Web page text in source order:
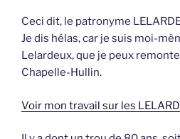
Ceci dit, le patronyme
Je dis hélas, car je suis moi-
Lelardeux, que je peux
Chapelle-Hullin.
Voir mon travail sur les